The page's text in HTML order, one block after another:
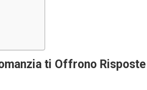
ti Offrono Risposte